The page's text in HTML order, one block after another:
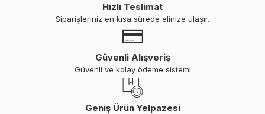
Hızlı Teslimat
Siparişleriniz en kısa sürede elinize ulaşır.
Güvenli Alışveriş
Güvenli ve kolay ödeme sistemi
Geniş Ürün Yelpazesi